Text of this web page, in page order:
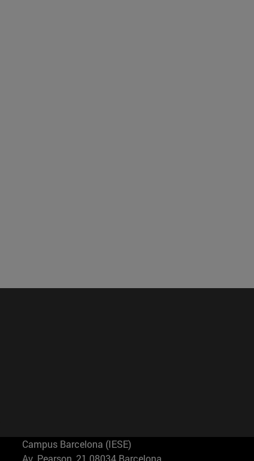
Campus Barcelona (IESE)
Av. Pearson, 21 08034 Barcelona